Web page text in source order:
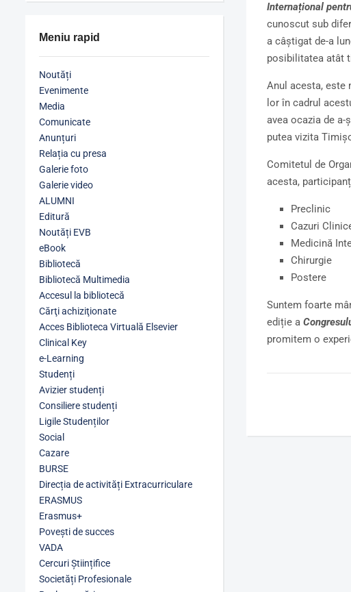
Meniu rapid
Noutăți
Evenimente
Media
Comunicate
Anunțuri
Relația cu presa
Galerie foto
Galerie video
ALUMNI
Editură
Noutăți EVB
eBook
Bibliotecă
Bibliotecă Multimedia
Accesul la bibliotecă
Cărţi achiziţionate
Acces Biblioteca Virtuală Elsevier
Clinical Key
e-Learning
Studenți
Avizier studenți
Consiliere studenți
Ligile Studenților
Social
Cazare
BURSE
Direcția de activități Extracurriculare
ERASMUS
Erasmus+
Povești de succes
VADA
Cercuri Științifice
Societăți Profesionale
Internațional
cunoscut sub
a câștigat de-a
posibilitatea atât
Anul acesta, este
lor în cadrul
avea ocazia de
putea vizita
Comitetul de
acesta,
Preclinic
Cazuri
Medicină
Chirurgie
Postere
Suntem foarte
ediție a
promitem o